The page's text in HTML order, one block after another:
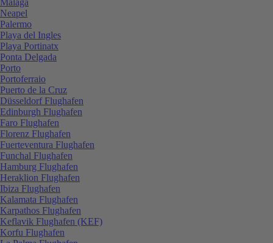
Neapel
Palermo
Playa del Ingles
Playa Portinatx
Ponta Delgada
Porto
Portoferraio
Puerto de la Cruz
Düsseldorf Flughafen
Edinburgh Flughafen
Faro Flughafen
Florenz Flughafen
Fuerteventura Flughafen
Funchal Flughafen
Hamburg Flughafen
Heraklion Flughafen
Ibiza Flughafen
Kalamata Flughafen
Karpathos Flughafen
Keflavik Flughafen (KEF)
Korfu Flughafen